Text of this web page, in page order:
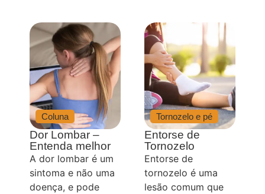
Coluna
Dor Lombar –
Entenda melhor
A dor lombar é um
sintoma e não uma
doença, e pode
Tornozelo e pé
Entorse de
Tornozelo
Entorse de
tornozelo é uma
lesão comum que